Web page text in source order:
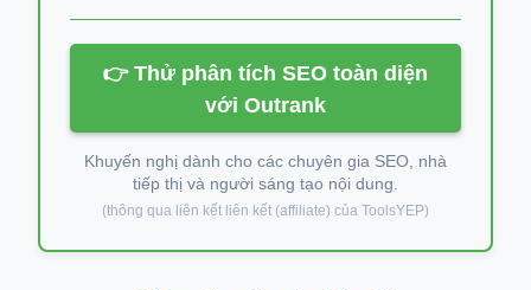
👉 Thử phân tích SEO toàn diện
với Outrank
Khuyến nghị dành cho các chuyên gia SEO, nhà
tiếp thị và người sáng tạo nội dung.
(thông qua liên kết liên kết (affiliate) của ToolsYEP)